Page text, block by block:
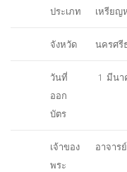
ประเภท เหรียญ
จังหวัด นครศรี
วันที่
ออก
บัตร
1 มีนา
เจ้าของ
พระ
อาจาร